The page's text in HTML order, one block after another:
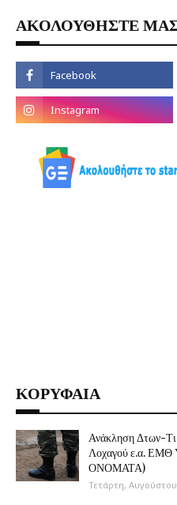
ΑΚΟΛΟΥΘΗΣΤΕ
ΚΟΡΥΦΑΙΑ
Ανάκληση Δτων-
Λοχαγού ε.α.
ΟΝΟΜΑΤΑ)
Τετάρτη,